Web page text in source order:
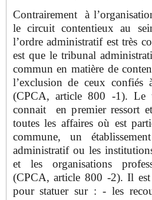
Contrairement à
le circuit contentieux au
l’ordre administratif est très
est que le tribunal
commun en matière de
l’exclusion de ceux confiés
(CPCA, article 800 -1). Le
connait en premier ressort
toutes les affaires où est
commune, un
administratif ou les
et les organisations
(CPCA, article 800 -2). Il est
pour statuer sur : - les